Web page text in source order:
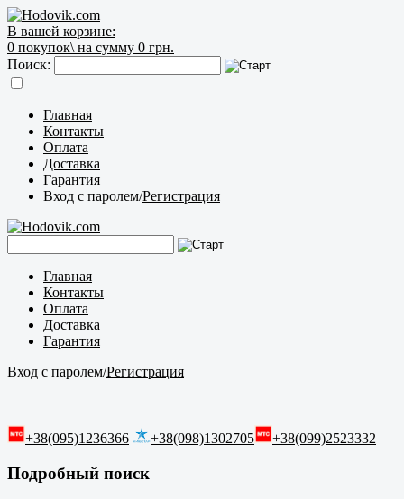
В вашей корзине:
0 покупок\ на сумму 0 грн.
Поиск:
Главная
Контакты
Оплата
Доставка
Гарантия
Вход с паролем/Регистрация
Главная
Контакты
Оплата
Доставка
Гарантия
Вход с паролем/Регистрация
+38(095)1236366 +38(098)1302705 +38(099)2523332
Подробный поиск